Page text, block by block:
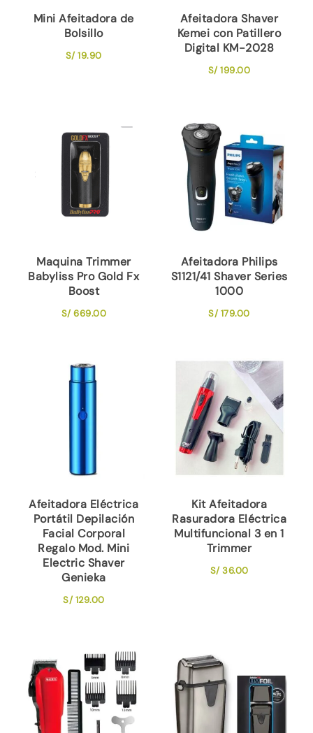
Mini Afeitadora de
Bolsillo
S/19.90
Afeitadora Shaver
Kemei con Patillero
Digital KM-2028
S/199.00
Maquina Trimmer
Babyliss Pro Gold Fx
Boost
S/669.00
Afeitadora Philips
S1121/41 Shaver Series
1000
S/179.00
Afeitadora Eléctrica
Portátil Depilación
Facial Corporal
Regalo Mod. Mini
Electric Shaver
Genieka
S/129.00
Kit Afeitadora
Rasuradora Eléctrica
Multifuncional 3 en 1
Trimmer
S/36.00